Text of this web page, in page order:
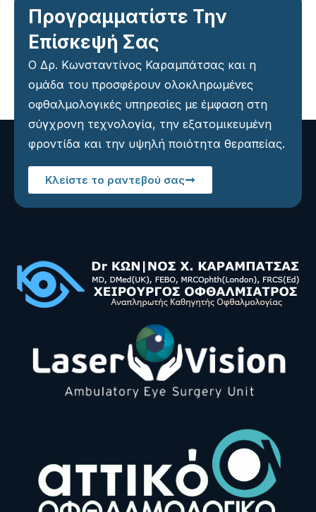
Προγραμματίστε Την
Επίσκεψή Σας
Ο Δρ. Κωνσταντίνος Καραμπάτσας και η
ομάδα του προσφέρουν ολοκληρωμένες
οφθαλμολογικές υπηρεσίες με έμφαση στη
σύγχρονη τεχνολογία, την εξατομικευμένη
φροντίδα και την υψηλή ποιότητα θεραπείας.
Κλείστε το ραντεβού σας